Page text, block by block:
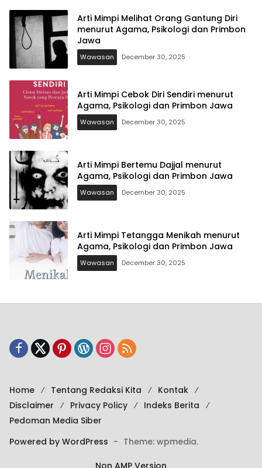
Arti Mimpi Melihat Orang Gantung Diri
menurut Agama, Psikologi dan Primbon
Jawa
Wawasan December 30, 2025
Arti Mimpi Cebok Diri Sendiri menurut
Agama, Psikologi dan Primbon Jawa
Wawasan December 30, 2025
Arti Mimpi Bertemu Dajjal menurut
Agama, Psikologi dan Primbon Jawa
Wawasan December 30, 2025
Arti Mimpi Tetangga Menikah menurut
Agama, Psikologi dan Primbon Jawa
Wawasan December 30, 2025
Home Tentang Redaksi Kita
Kontak
Disclaimer
Privacy Policy
Indeks Berita
Pedoman Media Siber
Powered by WordPress - Theme: wpmedia.
Non AMP Version